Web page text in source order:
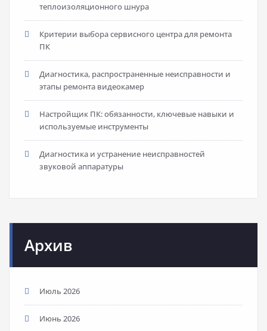
теплоизоляционного шнура
Критерии выбора сервисного центра для ремонта
ПК
Диагностика, распространенные неисправности и
этапы ремонта видеокамер
Настройщик ПК: обязанности, ключевые навыки и
используемые инструменты
Диагностика и устранение неисправностей
звуковой аппаратуры
Архив
Июль 2026
Июнь 2026